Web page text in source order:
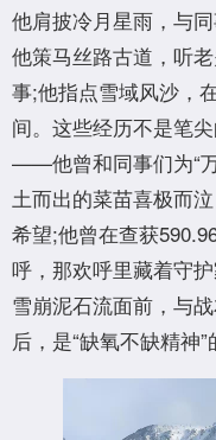
他肩披冷月星雨，与
他策马丝路古道，听
事;他指点雪域风沙，
间。这些经历不是笔
——他曾和同事们为“
土而出的菜苗喜极而
希望;他曾在查获
呼，那欢呼里藏着守
雪崩泥石流面前，与
后，是“缺氧不缺精神”